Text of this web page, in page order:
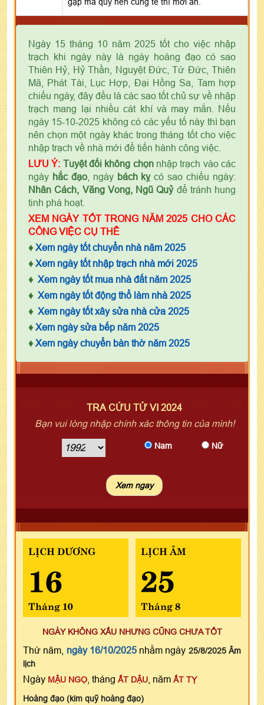
Ngày 15 tháng 10 năm 2025 tốt cho việc nhập
trạch khi ngày này là ngày hoàng đạo có sao
Thiên Hỷ, Hỷ Thần, Nguyệt Đức, Tứ Đức, Thiên
Mã, Phát Tài, Lục Hợp, Đại Hồng Sa, Tam hợp
chiếu ngày, đây đều là các sao tốt chủ sự về nhập
trạch mang lại nhiều cát khí và may mắn. Nếu
ngày 15-10-2025 không có các yếu tố này thì bạn
nên chọn một ngày khác trong tháng tốt cho việc
nhập trạch về nhà mới để tiến hành công việc.
LƯU Ý: Tuyệt đối không chọnnhập trạch vào các
ngày hắc đạo, ngày bách kỵcó sao chiếu ngày:
Nhân Cách, Vãng Vong, Ngũ Quỷđể tránh hung
tinh phá hoạt.
XEM NGÀY TỐT TRONG NĂM 2025 CHO CÁC
CÔNG VIỆC CỤ THỂ
♦ Xem ngày tốt chuyển nhà năm 2025
♦ Xem ngày tốt nhập trạch nhà mới 2025
♦ Xem ngày tốt mua nhà đất năm 2025
♦ Xem ngày tốt động thổ làm nhà 2025
♦ Xem ngày tốt xây sửa nhà cửa 2025
♦ Xem ngày sửa bếp năm 2025
♦ Xem ngày chuyển bàn thờ năm 2025
TRA CỨU TỬ VI 2024
Bạn vui lòng nhập chính xác thông tin của mình!
Nam Nữ
LỊCH DƯƠNG
16
Tháng 10
LỊCH ÂM
25
Tháng 8
NGÀY KHÔNG XẤU NHƯNG CŨNG CHƯA TỐT
Thứ năm, ngày 16/10/2025nhằm ngày 25/8/2025 Âm
lịch
Ngày MẬU NGỌ , tháng ẤT DẬU , năm ẤT TỴ
Hoàng đạo (kim quỹ hoàng đạo)